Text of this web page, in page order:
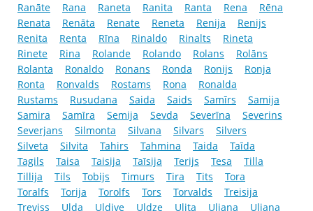
Ranāte
Rana Raneta Ranita Ranta Rena
Rēna
Renata
Renāta Renate Reneta Renija
Renijs
Renita
Renta Rīna Rinaldo Rinalts
Rineta
Rinete
Rina Rolande Rolando Rolans
Rolāns
Rolanta
Ronaldo Ronans Ronda Ronijs
Ronja
Ronta
Ronvalds Rostams Rona
Ronalda
Rustams
Rusudana Saida Saids Samīrs
Samija
Samira
Samīra Semija Sevda Severīna
Severins
Severjans
Silmonta Silvana Silvars
Silvers
Silveta
Silvita Tahirs Tahmina Taida
Taīda
Tagils
Taisa Taisija Taīsija Terijs Tesa
Tilla
Tillija
Tils Tobijs Timurs Tira Tits
Tora
Toralfs
Torija Torolfs Tors Torvalds
Treisija
Treviss
Ulda Uldive Uldze Ulita Uljana
Uļjana